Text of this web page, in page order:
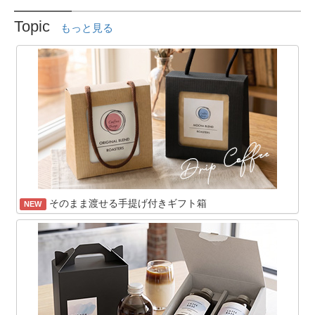
Topic もっと見る
NEW そのまま渡せる手提げ付きギフト箱